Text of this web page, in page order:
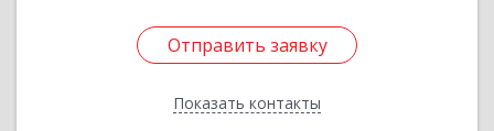
Отправить заявку
Показать контакты
Отправить заявку
Назад